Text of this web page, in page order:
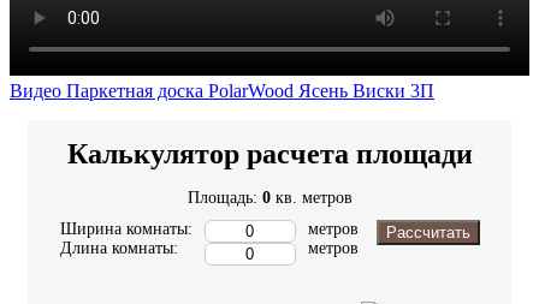
Видео Паркетная доска PolarWood Ясень Виски 3П
Калькулятор расчета площади
Площадь: 0 кв. метров
Ширина комнаты:
Длина комнаты:
метров
метров
Рассчитать